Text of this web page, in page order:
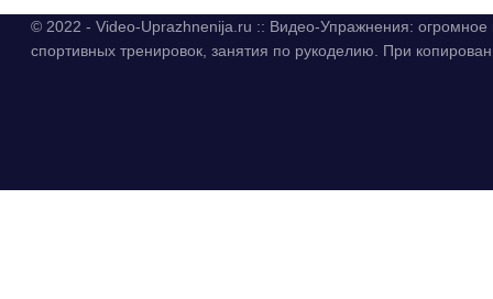
© 2022 - Video-Uprazhnenija.ru :: Видео-Упражнения:
спортивных тренировок, занятия по рукоделию. При